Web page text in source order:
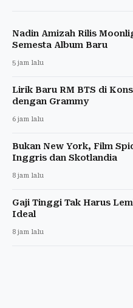
Nadin Amizah Rilis
Semesta Album Baru
5 jam lalu
Lirik Baru RM BTS di
dengan Grammy
6 jam lalu
Bukan New York, Film
Inggris dan Skotlandia
8 jam lalu
Gaji Tinggi Tak Harus
Ideal
8 jam lalu